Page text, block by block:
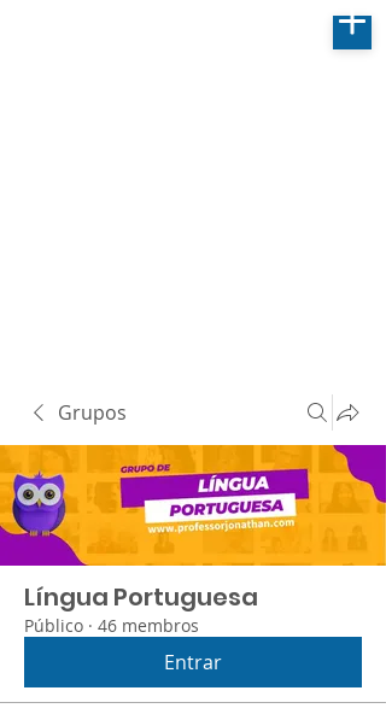
Grupos
Língua Portuguesa
Público · 46 membros
Entrar